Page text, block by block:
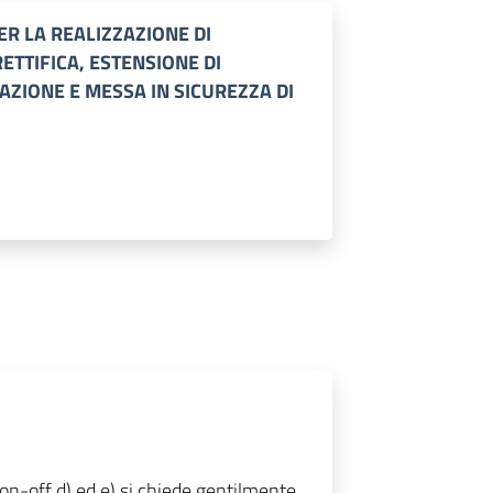
LA REALIZZAZIONE DI
ESTENSIONE DI
E MESSA IN SICUREZZA DI